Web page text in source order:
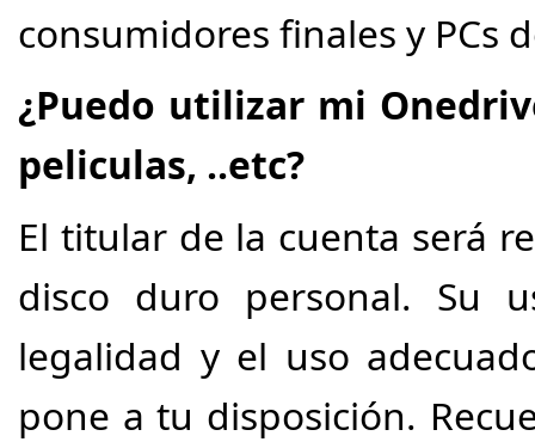
consumidores finales y PCs
¿Puedo utilizar mi
peliculas, ..etc?
El titular de la cuenta será
disco duro personal. Su
legalidad y el uso
pone a tu disposición.